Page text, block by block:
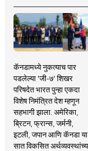
कॅनडामध्ये नुकत्याच पार
पडलेल्या 'जी-७' शिखर
परिषदेत भारत पुन्हा एकदा
विशेष निमंत्रित देश म्हणून
सहभागी झाला. अमेरिका,
ब्रिटन, फ्रान्स, जर्मनी,
इटली, जपान आणि कॅनडा या
सात विकसित